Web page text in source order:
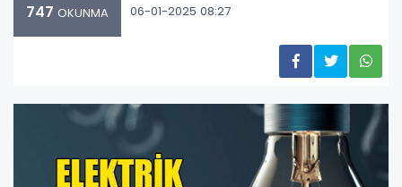
747 OKUNMA 06-01-2025 08:27